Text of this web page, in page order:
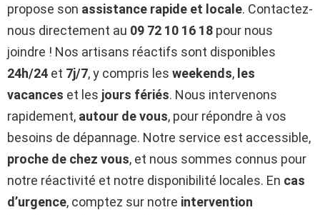
propose son assistance rapide et locale. Contactez-
nous directement au 09 72 10 16 18 pour nous
joindre ! Nos artisans réactifs sont disponibles
24h/24 et 7j/7, y compris les weekends, les
vacances et les jours fériés. Nous intervenons
rapidement, autour de vous, pour répondre à vos
besoins de dépannage. Notre service est accessible,
proche de chez vous, et nous sommes connus pour
notre réactivité et notre disponibilité locales. En cas
d’urgence, comptez sur notre intervention